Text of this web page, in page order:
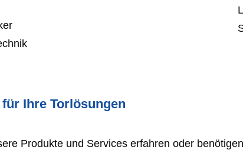
Ihre Torlösungen
Produkte und Services erfahren oder